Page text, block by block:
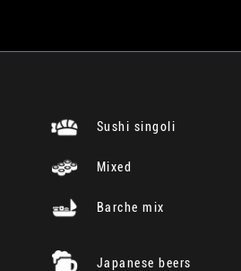
Sushi singoli
Mixed
Barche mix
Japanese beers